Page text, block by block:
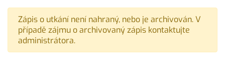
Zápis o utkání není nahraný, nebo je archivován. V
případě zájmu o archivovaný zápis kontaktujte
administrátora.